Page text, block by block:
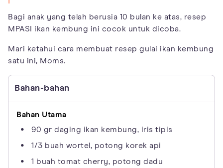
Bagi anak yang telah berusia 10 bulan ke atas, resep
MPASI ikan kembung ini cocok untuk dicoba.
Mari ketahui cara membuat resep gulai ikan kembung
satu ini, Moms.
Bahan-bahan
Bahan Utama
90 gr daging ikan kembung, iris tipis
1/3 buah wortel, potong korek api
1 buah tomat cherry, potong dadu